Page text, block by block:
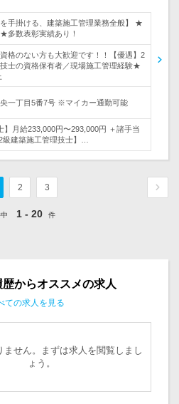
を手掛ける、建築施工管理業務全般】 ★
多数表彰実績あり！
格のない方も大歓迎です！！【優遇】2
士の資格保有者／現場施工管理経験★
一丁目5番7号 ※マイカー通勤可能
】月給233,000円〜293,000円 ＋諸手当
建築施工管理技士】…
2 3
1 - 20 件
からオススメの求人
ての求人を見る
ません。まずは求人を閲覧しまし
ょう。